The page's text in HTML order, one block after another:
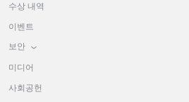
수상 내역
이벤트
보안
미디어
사회공헌